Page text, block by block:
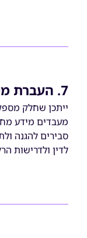
7. העברת מידע מחוץ לישראל
ייתכן שחלק
מעבדים מידע
סבירים להגנה
לדין ולדרישות